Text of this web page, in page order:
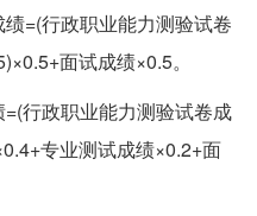
=(行政职业能力测验试卷
面试成绩×0.5。
行政职业能力测验试卷成
专业测试成绩×0.2+面